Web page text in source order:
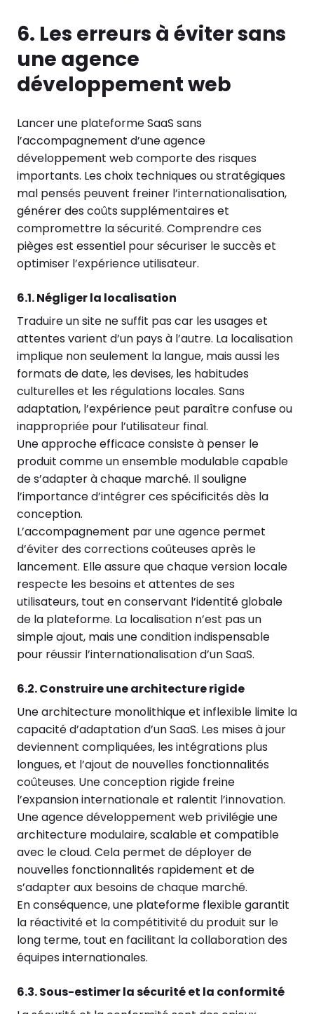
6. Les erreurs à éviter sans
une agence
développement web
Lancer une plateforme SaaS sans
l’accompagnement d’une agence
développement web comporte des risques
importants. Les choix techniques ou stratégiques
mal pensés peuvent freiner l’internationalisation,
générer des coûts supplémentaires et
compromettre la sécurité. Comprendre ces
pièges est essentiel pour sécuriser le succès et
optimiser l’expérience utilisateur.
6.1. Négliger la localisation
Traduire un site ne suffit pas car les usages et
attentes varient d’un pays à l’autre. La localisation
implique non seulement la langue, mais aussi les
formats de date, les devises, les habitudes
culturelles et les régulations locales. Sans
adaptation, l’expérience peut paraître confuse ou
inappropriée pour l’utilisateur final.
Une approche efficace consiste à penser le
produit comme un ensemble modulable capable
de s’adapter à chaque marché. Il souligne
l’importance d’intégrer ces spécificités dès la
conception.
L’accompagnement par une agence permet
d’éviter des corrections coûteuses après le
lancement. Elle assure que chaque version locale
respecte les besoins et attentes de ses
utilisateurs, tout en conservant l’identité globale
de la plateforme. La localisation n’est pas un
simple ajout, mais une condition indispensable
pour réussir l’internationalisation d’un SaaS.
6.2. Construire une architecture rigide
Une architecture monolithique et inflexible limite la
capacité d’adaptation d’un SaaS. Les mises à jour
deviennent compliquées, les intégrations plus
longues, et l’ajout de nouvelles fonctionnalités
coûteuses. Une conception rigide freine
l’expansion internationale et ralentit l’innovation.
Une agence développement web privilégie une
architecture modulaire, scalable et compatible
avec le cloud. Cela permet de déployer de
nouvelles fonctionnalités rapidement et de
s’adapter aux besoins de chaque marché.
En conséquence, une plateforme flexible garantit
la réactivité et la compétitivité du produit sur le
long terme, tout en facilitant la collaboration des
équipes internationales.
6.3. Sous-estimer la sécurité et la conformité